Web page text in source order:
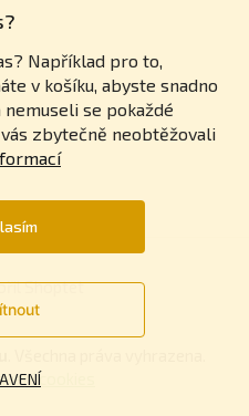
Například pro to,
v košíku, abyste snadno
se pokaždé
zbytečně neobtěžovali
Shoptet
cookies